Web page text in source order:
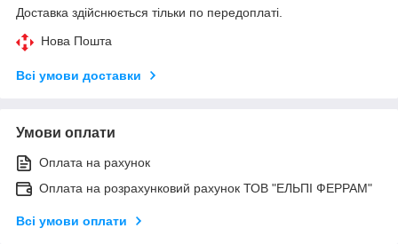
Доставка здійснюється тільки по передоплаті.
Нова Пошта
Всі умови доставки
Умови оплати
Оплата на рахунок
Оплата на розрахунковий рахунок ТОВ "ЕЛЬПІ ФЕРРАМ"
Всі умови оплати